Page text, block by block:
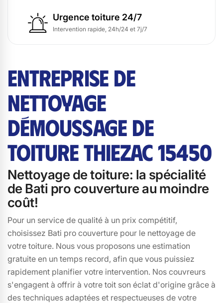
Urgence toiture 24/7
Intervention rapide, 24h/24 et 7j/7
ENTREPRISE DE
NETTOYAGE
DÉMOUSSAGE DE
TOITURE THIEZAC 15450
Nettoyage de toiture: la spécialité
de Bati pro couverture au moindre
coût!
Pour un service de qualité à un prix compétitif,
choisissez Bati pro couverture pour le nettoyage de
votre toiture. Nous vous proposons une estimation
gratuite en un temps record, afin que vous puissiez
rapidement planifier votre intervention. Nos couvreurs
s'engagent à offrir à votre toit son éclat d'origine grâce à
des techniques adaptées et respectueuses de votre